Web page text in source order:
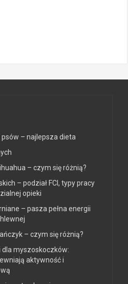
psów – najlepsza dieta
– czym się różnią?
– podział FCI, typy pracy
opieki
– pasza pełna energii
– czym się różnią?
dla myszoskoczków:
aktywność i